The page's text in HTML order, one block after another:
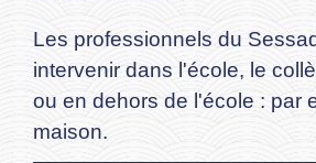
Les professionnels du
intervenir dans l'école, le
ou en dehors de l'école : par
maison.